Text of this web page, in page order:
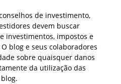
de investimento,
devem buscar
investimentos, impostos e
blog e seus colaboradores
sobre quaisquer danos
da utilização das